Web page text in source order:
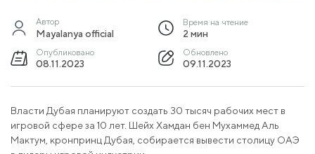
Автор
Mayalanya official
Время на чтение
2 мин
Опубликовано
08.11.2023
Обновлено
09.11.2023
Власти Дубая планируют создать 30 тысяч рабочих мест в
игровой сфере за 10 лет. Шейх Хамдан бен Мухаммед Аль
Мактум, кронпринц Дубая, собирается вывести столицу ОАЭ